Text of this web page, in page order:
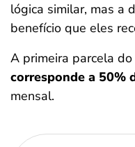
lógica similar, mas a
benefício que eles
A primeira parcela
corresponde a 50%
mensal.